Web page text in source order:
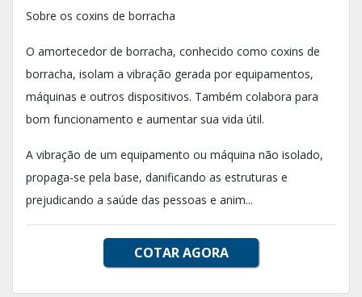
Sobre os coxins de borracha
O amortecedor de borracha, conhecido como coxins de
borracha, isolam a vibração gerada por equipamentos,
máquinas e outros dispositivos. Também colabora para
bom funcionamento e aumentar sua vida útil.
A vibração de um equipamento ou máquina não isolado,
propaga-se pela base, danificando as estruturas e
prejudicando a saúde das pessoas e anim...
COTAR AGORA